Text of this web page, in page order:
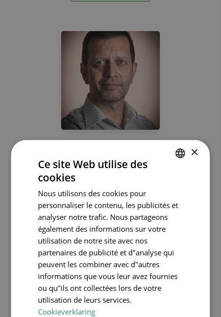
District Manager
PRENDRE RENDEZ-VOUS
0491 62 92 17
×
Ce site Web utilise des
cookies
Nous utilisons des cookies pour
personnaliser le contenu, les publicités et
analyser notre trafic. Nous partageons
également des informations sur votre
utilisation de notre site avec nos
partenaires de publicité et d"analyse qui
peuvent les combiner avec d"autres
informations que vous leur avez fournies
ou qu"ils ont collectées lors de votre
utilisation de leurs services.
Cookieverklaring